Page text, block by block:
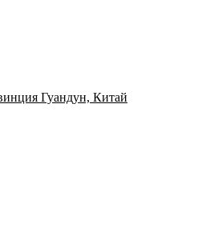
Гуандун, Китай